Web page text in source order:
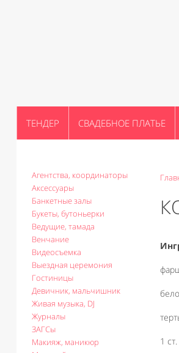
ТЕНДЕР СВАДЕБНОЕ ПЛАТЬЕ
Агентства, координаторы
Аксессуары
Банкетные залы
Букеты, бутоньерки
Ведущие, тамада
Венчание
Видеосъемка
Выездная церемония
Гостиницы
Девичник, мальчишник
Живая музыка, DJ
Журналы
ЗАГСы
Макияж, маникюр
1